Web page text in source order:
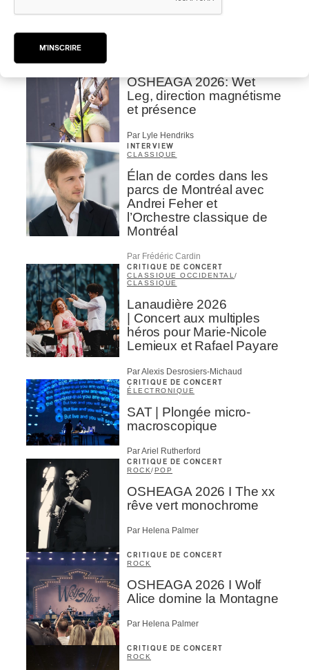
faiblit pas
OSHEAGA 2026: Wet
Leg, direction magnétisme
et présence
Par Lyle Hendriks
INTERVIEW
CLASSIQUE
Élan de cordes dans les
parcs de Montréal avec
Andrei Feher et
l’Orchestre classique de
Montréal
Par Frédéric Cardin
CRITIQUE DE CONCERT
CLASSIQUE OCCIDENTAL /
CLASSIQUE
Lanaudière 2026
| Concert aux multiples
héros pour Marie-Nicole
Lemieux et Rafael Payare
Par Alexis Desrosiers-Michaud
CRITIQUE DE CONCERT
ÉLECTRONIQUE
SAT | Plongée micro-
macroscopique
Par Ariel Rutherford
CRITIQUE DE CONCERT
ROCK/POP
OSHEAGA 2026 I The xx
rêve vert monochrome
Par Helena Palmer
CRITIQUE DE CONCERT
ROCK
OSHEAGA 2026 I Wolf
Alice domine la Montagne
Par Helena Palmer
CRITIQUE DE CONCERT
ROCK
M'INSCRIRE